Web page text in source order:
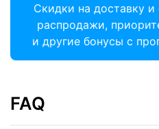
Скидки на доставку
распродажи,
и другие бонусы с
FAQ